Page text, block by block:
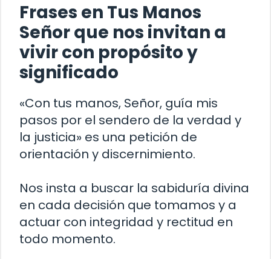
Frases en Tus Manos
Señor que nos invitan a
vivir con propósito y
significado
«Con tus manos, Señor, guía mis
pasos por el sendero de la verdad y
la justicia» es una petición de
orientación y discernimiento.
Nos insta a buscar la sabiduría divina
en cada decisión que tomamos y a
actuar con integridad y rectitud en
todo momento.